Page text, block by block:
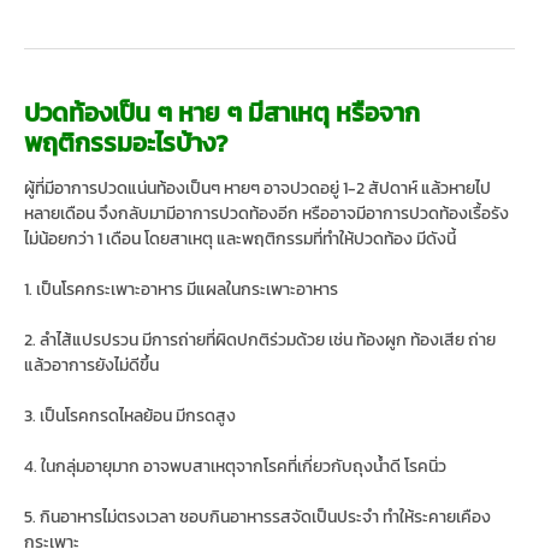
ปวดท้องเป็น ๆ หาย ๆ มีสาเหตุ หรือจาก
พฤติกรรมอะไรบ้าง?
ผู้ที่มีอาการปวดแน่นท้องเป็นๆ หายๆ อาจปวดอยู่ 1-2 สัปดาห์ แล้วหายไป
หลายเดือน จึงกลับมามีอาการปวดท้องอีก หรืออาจมีอาการปวดท้องเรื้อรัง
ไม่น้อยกว่า 1 เดือน โดยสาเหตุ และพฤติกรรมที่ทำให้ปวดท้อง มีดังนี้
1. เป็นโรคกระเพาะอาหาร มีแผลในกระเพาะอาหาร
2. ลำไส้แปรปรวน มีการถ่ายที่ผิดปกติร่วมด้วย เช่น ท้องผูก ท้องเสีย ถ่าย
แล้วอาการยังไม่ดีขึ้น
3. เป็นโรคกรดไหลย้อน มีกรดสูง
4. ในกลุ่มอายุมาก อาจพบสาเหตุจากโรคที่เกี่ยวกับถุงน้ำดี โรคนิ่ว
5. กินอาหารไม่ตรงเวลา ชอบกินอาหารรสจัดเป็นประจำ ทำให้ระคายเคือง
กระเพาะ